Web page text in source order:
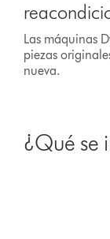
Las máquinas
piezas
nueva.
¿Qué se